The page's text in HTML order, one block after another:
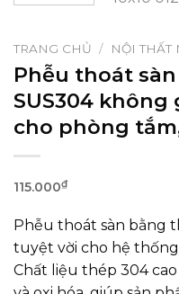
TRANG CHỦ / NỘI THẤT
Phễu thoát
SUS304
cho phòng
115.000₫
Phễu thoát sàn bằng
tuyệt vời cho hệ
Chất liệu thép 304